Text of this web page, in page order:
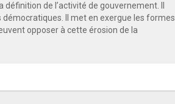
de l’activité de gouvernement. Il
Il met en exergue les formes
opposer à cette érosion de la